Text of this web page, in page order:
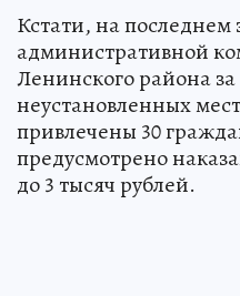
Кстати, на последнем
административной
Ленинского района за
неустановленных
привлечены 30
предусмотрено
до 3 тысяч рублей.